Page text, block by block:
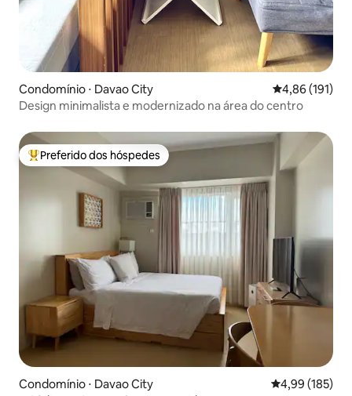
Condomínio ⋅ Davao City 4,86 de uma
4,86 (191)
Design minimalista e modernizado na área do centro
Entre os melhores preferidos dos hóspedes
Preferido dos hóspedes
Condomínio ⋅ Davao City 4,99 de uma
4,99 (185)